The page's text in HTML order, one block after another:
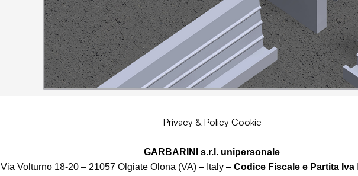
Privacy & Policy Cookie
GARBARINI s.r.l. unipersonale
Via Volturno 18-20 – 21057 Olgiate Olona (VA) – Italy – Codice Fiscale e Partita Iva